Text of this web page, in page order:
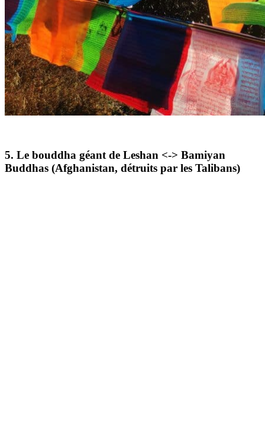
5. Le bouddha géant de Leshan <-> Bamiyan
Buddhas (Afghanistan, détruits par les Talibans)